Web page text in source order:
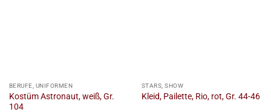
BERUFE, UNIFORMEN
Kostüm Astronaut, weiß, Gr.
104
STARS, SHOW
Kleid, Pailette, Rio, rot, Gr. 44-46